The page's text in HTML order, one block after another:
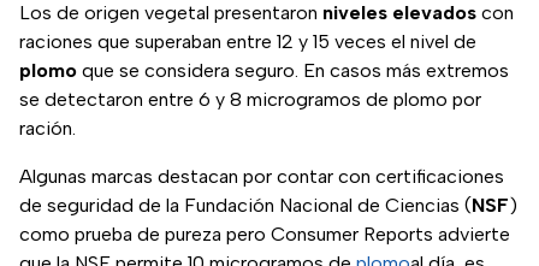
Los de origen vegetal presentaron niveles elevados con
raciones que superaban entre 12 y 15 veces el nivel de
plomo que se considera seguro. En casos más extremos
se detectaron entre 6 y 8 microgramos de plomo por
ración.
Algunas marcas destacan por contar con certificaciones
de seguridad de la Fundación Nacional de Ciencias (NSF)
como prueba de pureza pero Consumer Reports advierte